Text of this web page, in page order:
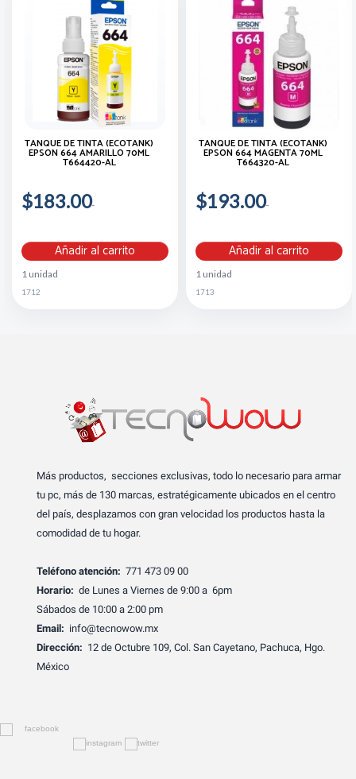
TANQUE DE TINTA (ECOTANK)
EPSON 664 AMARILLO 70ML
T664420-AL
$183.00
Añadir al carrito
1 unidad
1712
TANQUE DE TINTA (ECOTANK)
EPSON 664 MAGENTA 70ML
T664320-AL
$193.00
Añadir al carrito
1 unidad
1713
Más productos, secciones exclusivas, todo lo necesario para armar
tu pc, más de 130 marcas, estratégicamente ubicados en el centro
del país, desplazamos con gran velocidad los productos hasta la
comodidad de tu hogar.
Teléfono atención: 771 473 09 00
Horario: de Lunes a Viernes de 9:00 a 6pm
Sábados de 10:00 a 2:00 pm
Email: info@tecnowow.mx
Dirección: 12 de Octubre 109, Col. San Cayetano, Pachuca, Hgo.
México